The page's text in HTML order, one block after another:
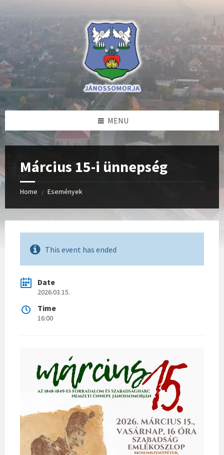
content
left
sidebar
footer
MENU
Március 15-i ünnepség
Home / Események
This event has ended
Date
2026.03.15.
Time
16:00